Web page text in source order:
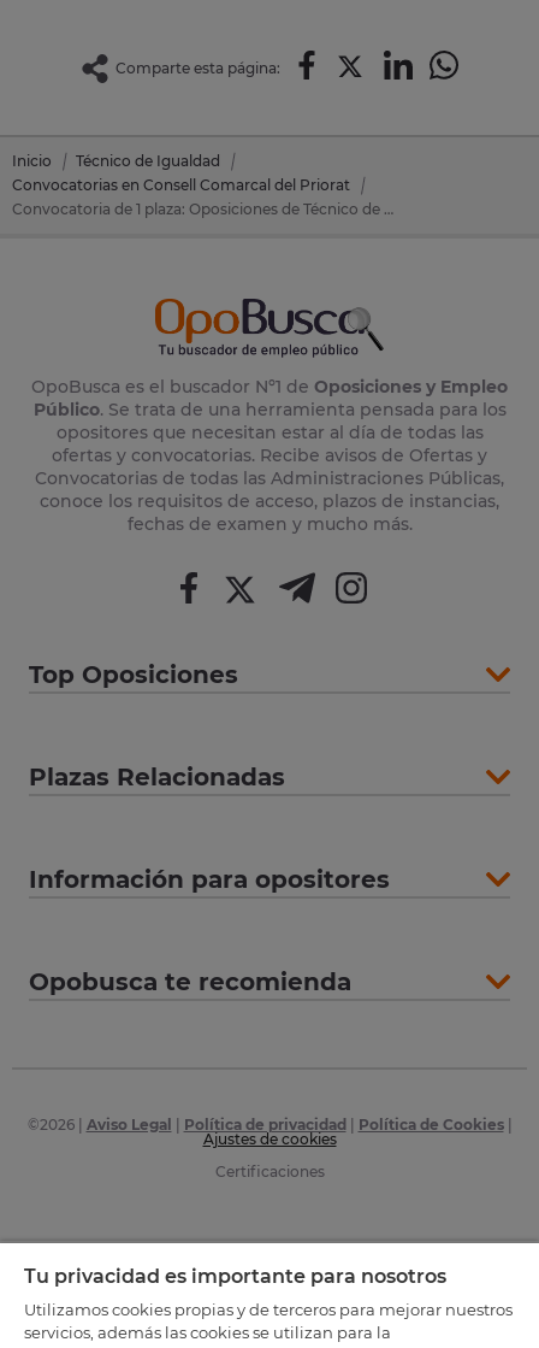
Comparte esta página:
Inicio
Técnico de Igualdad
Convocatorias en Consell Comarcal del Priorat
Convocatoria de 1 plaza: Oposiciones de Técnico de Igualdad en Consell Comarcal del Priorat (Tarragona)
OpoBusca es el buscador Nº1 de Oposiciones y Empleo
Público. Se trata de una herramienta pensada para los
opositores que necesitan estar al día de todas las
ofertas y convocatorias. Recibe avisos de Ofertas y
Convocatorias de todas las Administraciones Públicas,
conoce los requisitos de acceso, plazos de instancias,
fechas de examen y mucho más.
Top Oposiciones
Plazas Relacionadas
Información para opositores
Opobusca te recomienda
©2026| Aviso Legal Política de privacidad Política de Cookies|
Ajustes de cookies
Certificaciones
Tu privacidad es importante para nosotros
Utilizamos cookies propias y de terceros para mejorar nuestros
servicios, además las cookies se utilizan para la